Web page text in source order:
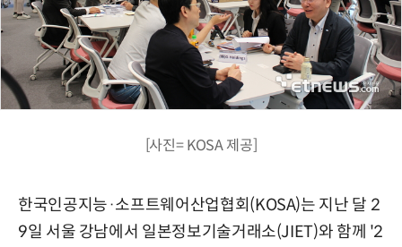
[사진= KOSA 제공]
한국인공지능·소프트웨어산업협회(KOSA)는 지난 달 2
9일 서울 강남에서 일본정보기술거래소(JIET)와 함께 '2